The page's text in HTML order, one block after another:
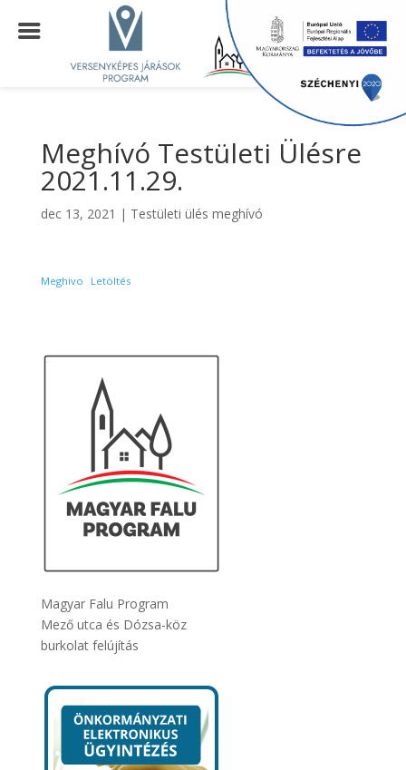
Meghívó Testületi Ülésre
2021.11.29.
dec 13, 2021 | Testületi ülés meghívó
Meghivo Letöltés
Magyar Falu Program
Mező utca és Dózsa-köz
burkolat felújítás